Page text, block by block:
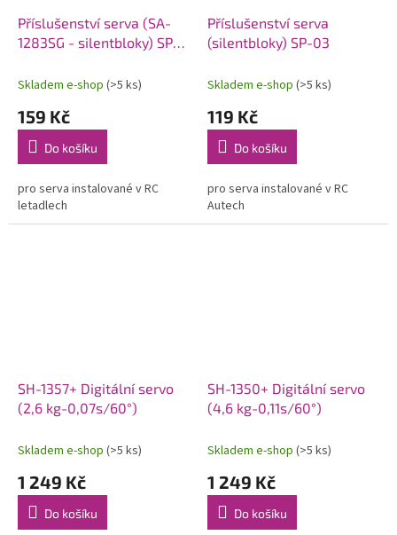
Příslušenství serva (SA-
1283SG - silentbloky) SP-
Skladem e-shop (>5 ks)
159 Kč
Do košíku
pro serva instalované v RC
letadlech
Příslušenství serva
(silentbloky) SP-03
Skladem e-shop (>5 ks)
119 Kč
Do košíku
pro serva instalované v RC
Autech
SH-1357+ Digitální servo
(2,6 kg-0,07s/60°)
Skladem e-shop (>5 ks)
1 249 Kč
Do košíku
SH-1350+ Digitální servo
(4,6 kg-0,11s/60°)
Skladem e-shop (>5 ks)
1 249 Kč
Do košíku